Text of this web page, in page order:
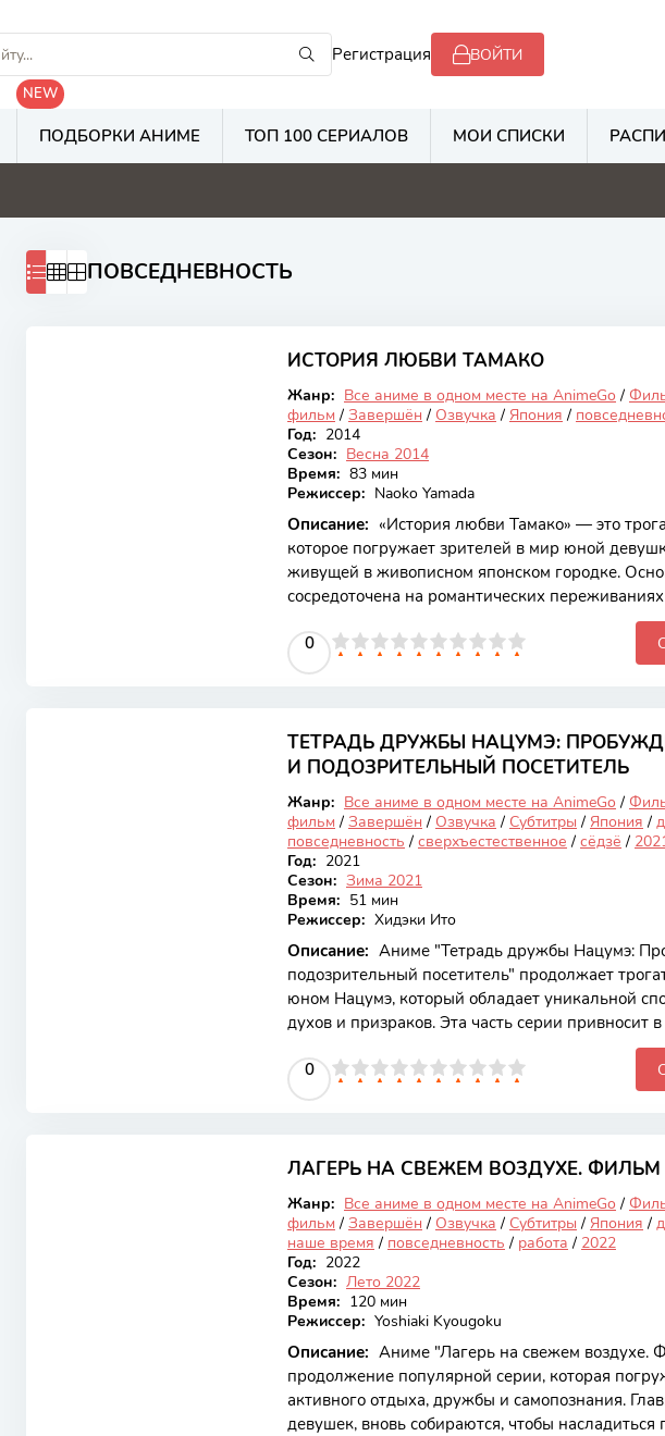
Регистрация ВОЙТИ
NEW
ПОДБОРКИ АНИМЕ ТОП 100 СЕРИАЛОВ МОИ СПИСКИ
ПОВСЕДНЕВНОСТЬ
ИСТОРИЯ ЛЮБВИ ТАМАКО
Жанр: Все аниме в одном месте на AnimeGo /
фильм / Завершён / Озвучка / Япония /
Год: 2014
Сезон: Весна 2014
Время: 83 мин
Режиссер: Naoko Yamada
Описание: «История любви Тамако» — это
которое погружает зрителей в мир юной
живущей в живописном японском городке.
сосредоточена на романтических
подчеркивая важность общения и понимания
привлекает своей яркой анимацией, милыми
атмосферой, которая заставляет забыть о
продаже рисовых пирожков. Она ведет
простых
0
4 5 6 7 8 9 10
ТЕТРАДЬ ДРУЖБЫ НАЦУМЭ:
И ПОДОЗРИТЕЛЬНЫЙ ПОСЕТИТЕЛЬ
Жанр: Все аниме в одном месте на AnimeGo /
фильм / Завершён / Озвучка / Субтитры / Япония /
повседневность / сверхъестественное / сёдзё /
Год: 2021
Сезон: Зима 2021
Время: 51 мин
Режиссер: Хидэки Ито
Описание: Аниме "Тетрадь дружбы Нацумэ:
подозрительный посетитель" продолжает
юном Нацумэ, который обладает уникальной
духов и призраков. Эта часть серии привносит
новых персонажей и интригующие сюжеты,
потерянных связей и самопознания. Мягкая
эмоциональные моменты делают это
получения загадочной тетради, наполненной
0
4 5 6 7 8 9 10
ЛАГЕРЬ НА СВЕЖЕМ ВОЗДУХЕ. ФИЛЬМ
Жанр: Все аниме в одном месте на AnimeGo /
фильм / Завершён / Озвучка / Субтитры / Япония /
наше время / повседневность / работа / 2022
Год: 2022
Сезон: Лето 2022
Время: 120 мин
Режиссер: Yoshiaki Kyougoku
Описание: Аниме "Лагерь на свежем воздухе.
продолжение популярной серии, которая
активного отдыха, дружбы и самопознания.
девушек, вновь собираются, чтобы насладиться